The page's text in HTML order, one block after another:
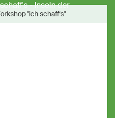
"ich schaff‘s"